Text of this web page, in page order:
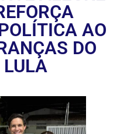
AO
DO